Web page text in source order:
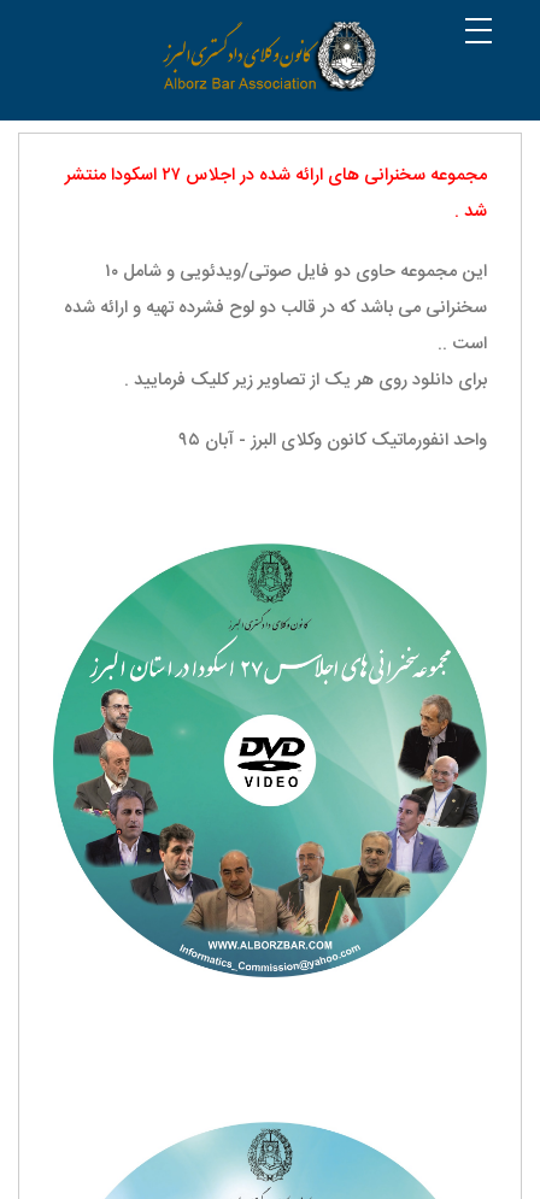
مجموعه سخنرانی های ارائه شده در اجلاس ۲۷ اسکودا منتشر
شد .
این مجموعه حاوی دو فایل صوتی/ویدئویی و شامل ۱۰
سخنرانی می باشد که در قالب دو لوح فشرده تهیه و ارائه شده
است ..
برای دانلود روی هر یک از تصاویر زیر کلیک فرمایید .
واحد انفورماتیک کانون وکلای البرز - آبان ۹۵